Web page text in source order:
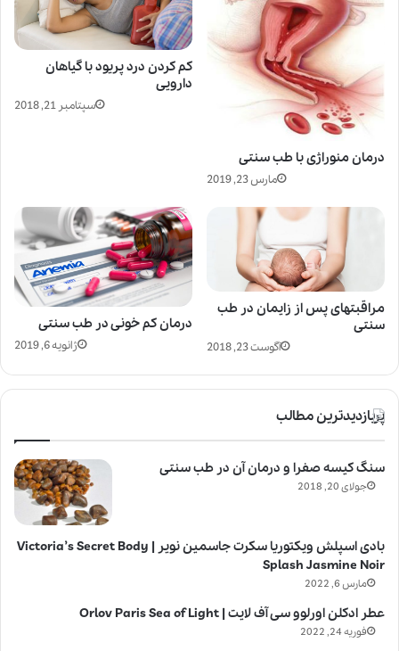
کم کردن درد پریود با گیاهان
دارویی
سپتامبر 21, 2018
درمان منوراژی با طب سنتی
مارس 23, 2019
درمان کم خونی در طب سنتی
ژانویه 6, 2019
مراقبتهای پس از زایمان در طب
سنتی
آگوست 23, 2018
پربازدیدترین مطالب
سنگ کیسه صفرا و درمان آن در طب سنتی
جولای 20, 2018
بادی اسپلش ویکتوریا سکرت جاسمین نویر | Victoria’s Secret Body
Splash Jasmine Noir
مارس 6, 2022
عطر ادکلن اورلوو سی آف لایت | Orlov Paris Sea of Light
فوریه 24, 2022